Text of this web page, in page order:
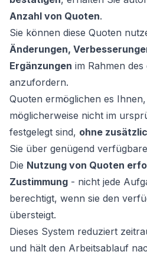
Anzahl von Quoten.
Sie können diese Quoten
Änderungen,
Ergänzungen im Rahmen
anzufordern.
Quoten ermöglichen es
möglicherweise nicht im
festgelegt sind, ohne
Sie über genügend
Die Nutzung von Quoten
Zustimmung - nicht jede
berechtigt, wenn sie den
übersteigt.
Dieses System reduziert
und hält den Arbeitsablauf